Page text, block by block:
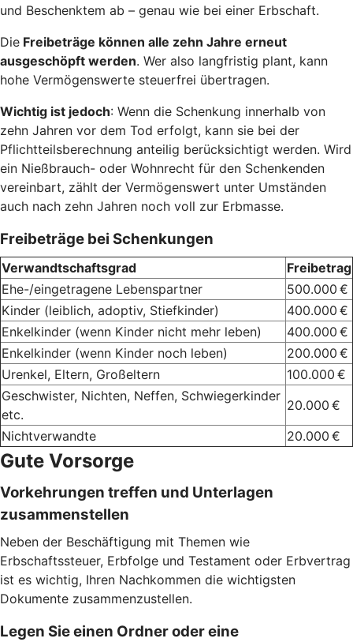
und Beschenktem ab – genau wie bei einer Erbschaft.
Die Freibeträge können alle zehn Jahre erneut
ausgeschöpft werden. Wer also langfristig plant, kann
hohe Vermögenswerte steuerfrei übertragen.
Wichtig ist jedoch: Wenn die Schenkung innerhalb von
zehn Jahren vor dem Tod erfolgt, kann sie bei der
Pflichtteilsberechnung anteilig berücksichtigt werden. Wird
ein Nießbrauch- oder Wohnrecht für den Schenkenden
vereinbart, zählt der Vermögenswert unter Umständen
auch nach zehn Jahren noch voll zur Erbmasse.
Freibeträge bei Schenkungen
Verwandtschaftsgrad
Freibetrag
Ehe-/eingetragene Lebenspartner
500.000 €
Kinder (leiblich, adoptiv, Stiefkinder)
400.000 €
Enkelkinder (wenn Kinder nicht mehr leben)
400.000 €
Enkelkinder (wenn Kinder noch leben)
200.000 €
Urenkel, Eltern, Großeltern
100.000 €
Geschwister, Nichten, Neffen, Schwiegerkinder
etc.
20.000 €
Nichtverwandte
20.000 €
Gute Vorsorge
Vorkehrungen treffen und Unterlagen
zusammenstellen
Neben der Beschäftigung mit Themen wie
Erbschaftssteuer, Erbfolge und Testament oder Erbvertrag
ist es wichtig, Ihren Nachkommen die wichtigsten
Dokumente zusammenzustellen.
Legen Sie einen Ordner oder eine